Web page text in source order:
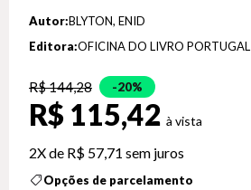
Autor:BLYTON, ENID
Editora:OFICINA DO LIVRO PORTUGAL
R$ 144,28 20%
R$ 115,42
2X de R$ 57,71 sem juros
Opções de parcelamento